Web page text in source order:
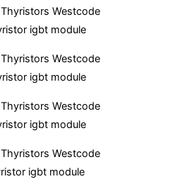
Westcode
igbt module
Westcode
igbt module
Westcode
igbt module
Westcode
igbt module